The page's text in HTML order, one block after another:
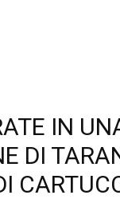
IN
DI